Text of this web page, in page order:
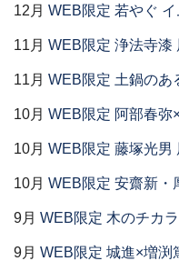
12月 WEB限定 若やぐ
11月 WEB限定 浄法寺漆
11月 WEB限定 土鍋のあ
10月 WEB限定 阿部春弥
10月 WEB限定 藤塚光男
10月 WEB限定 安齋新・
9月 WEB限定 木のチカ
9月 WEB限定 城進×増渕